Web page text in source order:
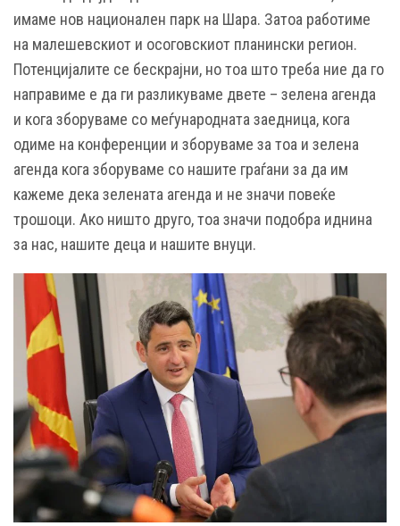
имаме нов национален парк на Шара. Затоа работиме
на малешевскиот и осоговскиот планински регион.
Потенцијалите се бескрајни, но тоа што треба ние да го
направиме е да ги разликуваме двете – зелена агенда
и кога зборуваме со меѓународната заедница, кога
одиме на конференции и зборуваме за тоа и зелена
агенда кога зборуваме со нашите граѓани за да им
кажеме дека зелената агенда и не значи повеќе
трошоци. Ако ништо друго, тоа значи подобра иднина
за нас, нашите деца и нашите внуци.